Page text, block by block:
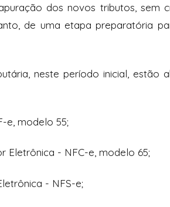
dos novos tributos, sem
de uma etapa preparatória
neste período inicial, estão
e, modelo 55;
Eletrônica - NFC-e, modelo 65;
- NFS-e;